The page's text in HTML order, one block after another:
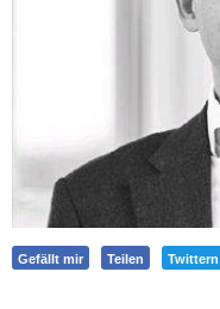
Gefällt mir Teilen Twittern